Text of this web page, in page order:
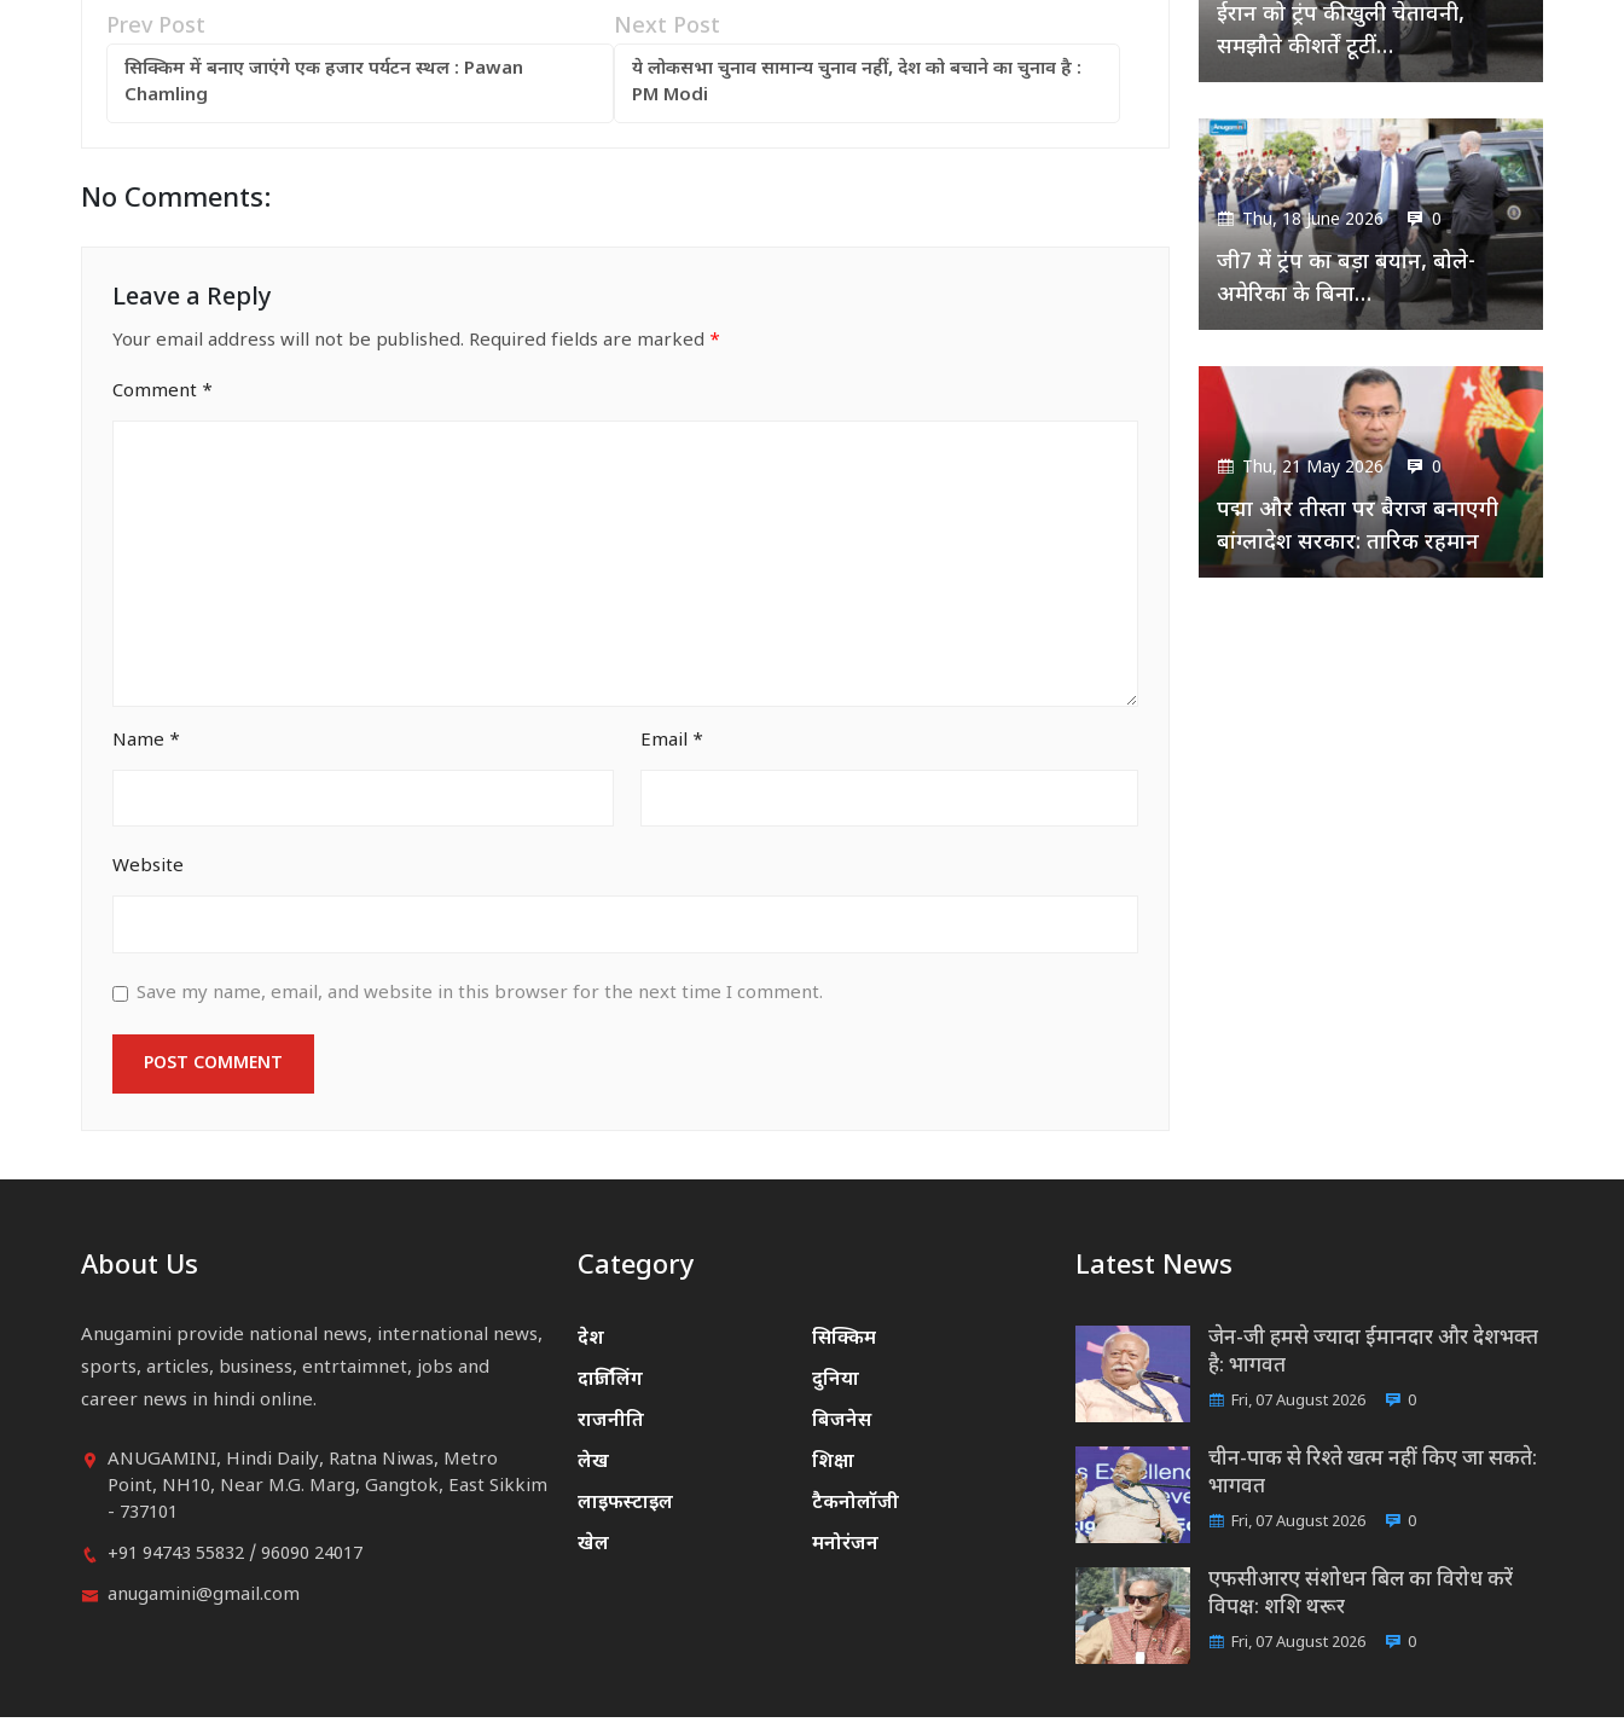
Prev Post
सिक्किम में बनाए जाएंगे एक हजार पर्यटन स्‍थल : Pawan
Chamling
Next Post
ये लोकसभा चुनाव सामान्य चुनाव नहीं, देश को बचाने का चुनाव है :
PM Modi
No Comments:
Leave a Reply
Your email address will not be published. Required fields are marked *
Comment *
Name * Email *
Website
Save my name, email, and website in this browser for the next time I comment.
ईरान को ट्रंप की खुली चेतावनी,
समझौते की शर्तें टूटीं…
Thu, 18 June 2026 0
जी7 में ट्रंप का बड़ा बयान, बोले-
अमेरिका के बिना…
Thu, 21 May 2026 0
पद्मा और तीस्ता पर बैराज बनाएगी
बांग्लादेश सरकार: तारिक रहमान
About Us
Anugamini provide national news, international news,
sports, articles, business, entrtaimnet, jobs and
career news in hindi online.
ANUGAMINI, Hindi Daily, Ratna Niwas, Metro
Point, NH10, Near M.G. Marg, Gangtok, East Sikkim
- 737101
+91 94743 55832 / 96090 24017
anugamini@gmail.com
Category
देश
सिक्किम
दार्जिलिंग
दुनिया
राजनीति
बिजनेस
लेख
शिक्षा
लाइफस्टाइल
टैकनोलॉजी
खेल
मनोरंजन
Latest News
जेन-जी हमसे ज्यादा ईमानदार और देशभक्त
है: भागवत
Fri, 07 August 2026 0
चीन-पाक से रिश्ते खत्म नहीं किए जा सकते:
भागवत
Fri, 07 August 2026 0
एफसीआरए संशोधन बिल का विरोध करें
विपक्ष: शशि थरूर
Fri, 07 August 2026 0